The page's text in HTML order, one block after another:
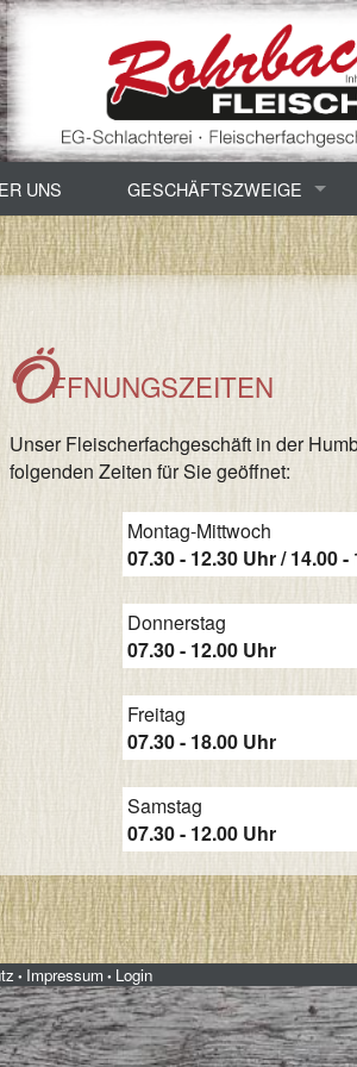
UNS GESCHÄFTSZWEIGE
Viehandel / Schlachtung / Zerlegung
ÖFFNUNGSZEITEN
Unser Fleischerfachgeschäft in der
folgenden Zeiten für Sie geöffnet:
Montag-Mittwoch
07.30 - 12.30 Uhr / 14.00 -
Donnerstag
07.30 - 12.00 Uhr
Freitag
07.30 - 18.00 Uhr
Samstag
07.30 - 12.00 Uhr
• Impressum • Login